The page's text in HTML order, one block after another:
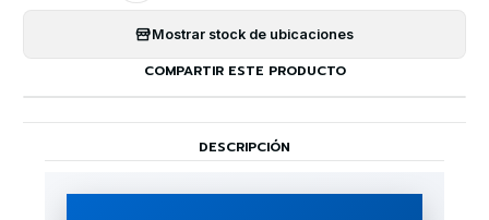
Mostrar stock de ubicaciones
COMPARTIR ESTE PRODUCTO
DESCRIPCIÓN